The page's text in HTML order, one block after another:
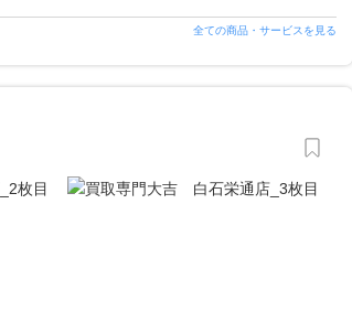
全ての商品・サービスを見る